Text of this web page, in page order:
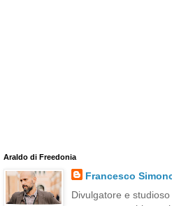
Araldo di Freedonia
Francesco
Divulgatore e